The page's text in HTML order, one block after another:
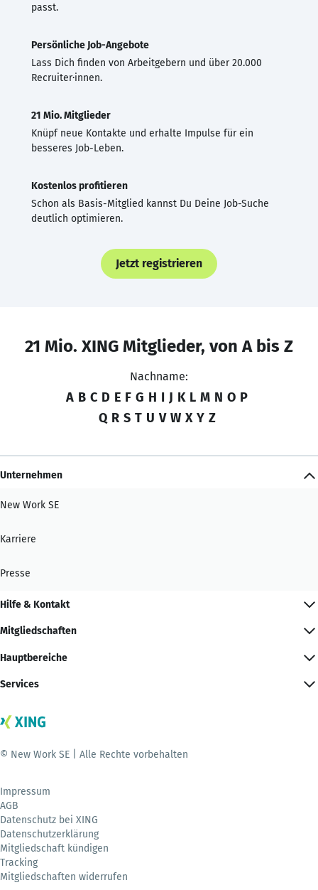
passt.
Persönliche Job-Angebote
Lass Dich finden von Arbeitgebern und über 20.000
Recruiter·innen.
21 Mio. Mitglieder
Knüpf neue Kontakte und erhalte Impulse für ein
besseres Job-Leben.
Kostenlos profitieren
Schon als Basis-Mitglied kannst Du Deine Job-Suche
deutlich optimieren.
Jetzt registrieren
21 Mio. XING Mitglieder, von A bis Z
Nachname:
A B C D E F G H I J K L M N O P
Q R S T U V W X Y Z
Unternehmen
New Work SE
Karriere
Presse
Hilfe & Kontakt
Mitgliedschaften
Hauptbereiche
Services
© New Work SE | Alle Rechte vorbehalten
Impressum
AGB
Datenschutz bei XING
Datenschutzerklärung
Mitgliedschaft kündigen
Tracking
Mitgliedschaften widerrufen